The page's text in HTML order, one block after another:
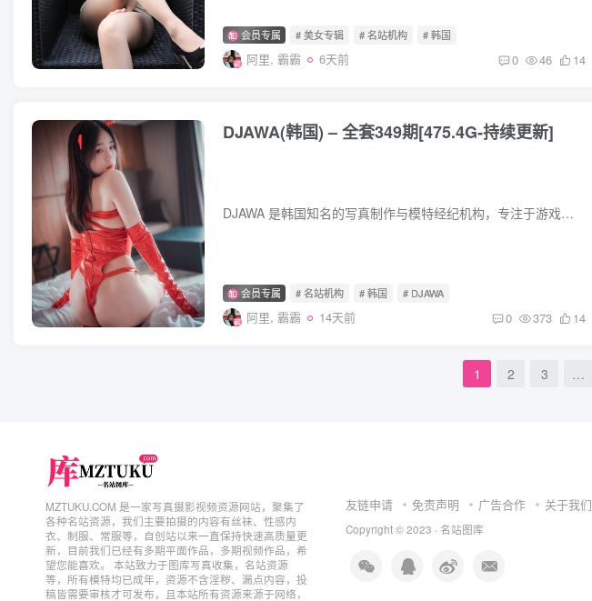
会员专属 # 美女专辑 # 名站机构 # 韩国
阿里, 霸霸 6天前 0 46 14
DJAWA(韩国) – 全套349期[475.4G-持续更新]
DJAWA 是韩国知名的写真制作与模特经纪机构，专注于游戏角色还原、二次元主题创作及私房写真领域，在亚洲二次元圈具有较高影响力。 机构定位与核心业务 核心定位： 以高质量影像内容为核心竞争...
会员专属 # 名站机构 # 韩国 # DJAWA
阿里, 霸霸 14天前 0 373 14
1 2 3 …
MZTUKU.COM 是一家写真摄影视频资源网站，聚集了
各种名站资源，我们主要拍摄的内容有丝袜、性感内
衣、制服、常服等，自创站以来一直保持快速高质量更
新，目前我们已经有多期平面作品，多期视频作品，希
望您能喜欢。 本站致力于图库写真收集，名站资源
等，所有模特均已成年，资源不含淫秽、漏点内容，投
稿皆需要审核才可发布，且本站所有资源来源于网络，
友链申请 免责声明 广告合作 关于我们
Copyright © 2023 · 名站图库